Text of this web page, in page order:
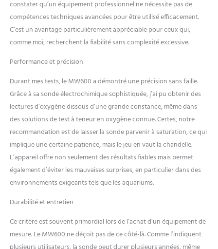
constater qu’un équipement professionnel ne nécessite pas de
compétences techniques avancées pour être utilisé efficacement.
C’est un avantage particulièrement appréciable pour ceux qui,
comme moi, recherchent la fiabilité sans complexité excessive.
Performance et précision
Durant mes tests, le MW600 a démontré une précision sans faille.
Grâce à sa sonde électrochimique sophistiquée, j’ai pu obtenir des
lectures d’oxygène dissous d’une grande constance, même dans
des solutions de test à teneur en oxygène connue. Certes, notre
recommandation est de laisser la sonde parvenir à saturation, ce qui
implique une certaine patience, mais le jeu en vaut la chandelle.
L’appareil offre non seulement des résultats fiables mais permet
également d’éviter les mauvaises surprises, en particulier dans des
environnements exigeants tels que les aquariums.
Durabilité et entretien
Ce critère est souvent primordial lors de l’achat d’un équipement de
mesure. Le MW600 ne déçoit pas de ce côté-là. Comme l’indiquent